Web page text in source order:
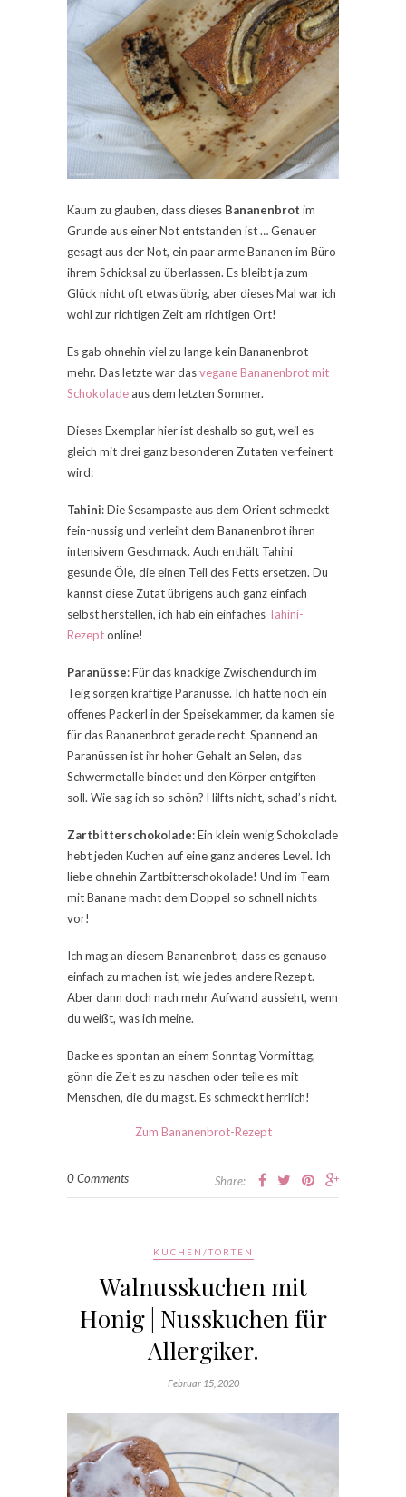
Kaum zu glauben, dass dieses Bananenbrot im
Grunde aus einer Not entstanden ist … Genauer
gesagt aus der Not, ein paar arme Bananen im Büro
ihrem Schicksal zu überlassen. Es bleibt ja zum
Glück nicht oft etwas übrig, aber dieses Mal war ich
wohl zur richtigen Zeit am richtigen Ort!
Es gab ohnehin viel zu lange kein Bananenbrot
mehr. Das letzte war dasvegane Bananenbrot mit
Schokolade aus dem letzten Sommer.
Dieses Exemplar hier ist deshalb so gut, weil es
gleich mit drei ganz besonderen Zutaten verfeinert
wird:
Tahini: Die Sesampaste aus dem Orient schmeckt
fein-nussig und verleiht dem Bananenbrot ihren
intensivem Geschmack. Auch enthält Tahini
gesunde Öle, die einen Teil des Fetts ersetzen. Du
kannst diese Zutat übrigens auch ganz einfach
selbst herstellen, ich hab ein einfaches Tahini-
Rezeptonline!
Paranüsse: Für das knackige Zwischendurch im
Teig sorgen kräftige Paranüsse. Ich hatte noch ein
offenes Packerl in der Speisekammer, da kamen sie
für das Bananenbrot gerade recht. Spannend an
Paranüssen ist ihr hoher Gehalt an Selen, das
Schwermetalle bindet und den Körper entgiften
soll. Wie sag ich so schön? Hilfts nicht, schad’s nicht.
Zartbitterschokolade: Ein klein wenig Schokolade
hebt jeden Kuchen auf eine ganz anderes Level. Ich
liebe ohnehin Zartbitterschokolade! Und im Team
mit Banane macht dem Doppel so schnell nichts
vor!
Ich mag an diesem Bananenbrot, dass es genauso
einfach zu machen ist, wie jedes andere Rezept.
Aber dann doch nach mehr Aufwand aussieht, wenn
du weißt, was ich meine.
Backe es spontan an einem Sonntag-Vormittag,
gönn die Zeit es zu naschen oder teile es mit
Menschen, die du magst. Es schmeckt herrlich!
Zum Bananenbrot-Rezept
0 Comments Share:
KUCHEN/TORTEN
Walnusskuchen mit
Honig | Nusskuchen für
Allergiker.
Februar 15, 2020